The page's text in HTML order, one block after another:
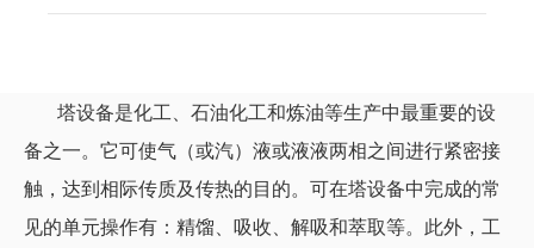
塔设备是化工、石油化工和炼油等生产中最重要的设
备之一。它可使气（或汽）液或液液两相之间进行紧密接
触，达到相际传质及传热的目的。可在塔设备中完成的常
见的单元操作有：精馏、吸收、解吸和萃取等。此外，工